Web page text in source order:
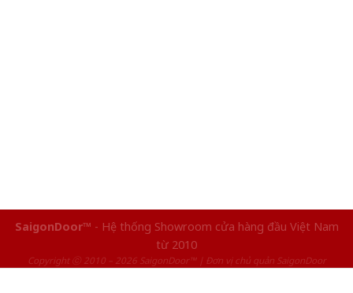
SaigonDoor™ - Hệ thống Showroom cửa hàng đầu Việt Nam
từ 2010
Copyright ⓒ 2010 – 2026 SaigonDoor™ | Đơn vị chủ quản SaigonDoor